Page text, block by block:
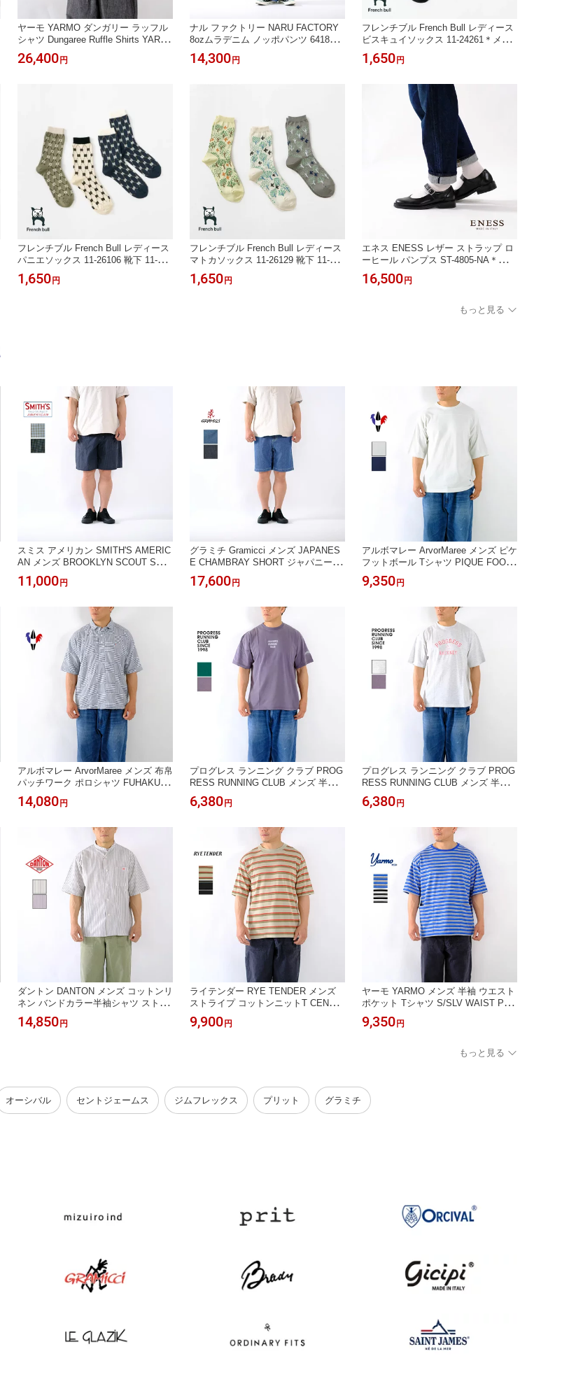
ヤーモ YARMO ダンガリー ラッフル
シャツ Dungaree Ruffle Shirts YAR-26
AW S28D フリル 長袖 コットン リネ
ン＊送料無料＊《即日発送》2026’秋
26,400円
ナル ファクトリー NARU FACTORY
8ozムラデニム ノッポパンツ 641800
BF《即日発送》＊送料無料＊2026’春
夏
14,300円
フレンチブル French Bull レディース
ビスキュイソックス 11-24261＊メー
ル便＊《即日発送》2026'春夏
1,650円
フレンチブル French Bull レディース
パニエソックス 11-26106 靴下 11-242
51＊メール便＊《即日発送》2026'春
夏
1,650円
フレンチブル French Bull レディース
マトカソックス 11-26129 靴下 11-242
51＊メール便＊《即日発送》2026'春
夏
1,650円
エネス ENESS レザー ストラップ ロ
ーヒール パンプス ST-4805-NA＊送料
無料＊《即日発送》イタリア製 202
6'春夏
16,500円
もっと見る
スミス アメリカン SMITH'S AMERIC
AN メンズ BROOKLYN SCOUT SHO
RTS ブルックリン スカウト ショーツ
6275-4070＊送料無料＊《即日発送》
11,000 円
グラミチ Gramicci メンズ JAPANES
E CHAMBRAY SHORT ジャパニーズ
シャンブレー ショーツ G6SM-P013
ハーフパンツ＊送料無料＊ 《即日発
17,600 円
アルボマレー ArvorMaree メンズ ピケ
フットボール Tシャツ PIQUE FOOT
BALL TEE SHIRT PQ-FBT＊送料無料
＊《即日発送》2026’春夏
9,350 円
アルボマレー ArvorMaree メンズ 布帛
パッチワーク ポロシャツ FUHAKU P
ATCHWORK POLO FHK-PO-SC＊送
料無料＊《即日発送》2026’春夏
14,080 円
プログレス ランニング クラブ PROG
RESS RUNNING CLUB メンズ 半袖
プリントTシャツ Front&amp;Sleeve
Print S/SLV T PRC-26SS 10＊送料無
6,380 円
プログレス ランニング クラブ PROG
RESS RUNNING CLUB メンズ 半袖
プリントTシャツ HACKNEY Print S/
SLV T PRC-26SS 07＊送料無料＊
6,380 円
ダントン DANTON メンズ コットンリ
ネン バンドカラー半袖シャツ ストラ
イプ JD-3788 SCP＊送料無料＊《即
日発送》2026'春夏
14,850 円
ライテンダー RYE TENDER メンズ
ストライプ コットンニットT CENTR
E TEE 010062600 ユニセックス＊送
料無料＊《即日発送》2026’春夏
9,900 円
ヤーモ YARMO メンズ 半袖 ウエスト
ポケット Tシャツ S/SLV WAIST POC
KET TEE＊送料無料＊《即日発送》2
026'春夏
9,350 円
もっと見る
オーシバル セントジェームス ジムフレックス プリット グラミチ